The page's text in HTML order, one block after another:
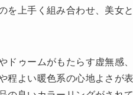
を上手く組み合わせ、美女
ドゥームがもたらす虚無感
程よい暖色系の心地よさが